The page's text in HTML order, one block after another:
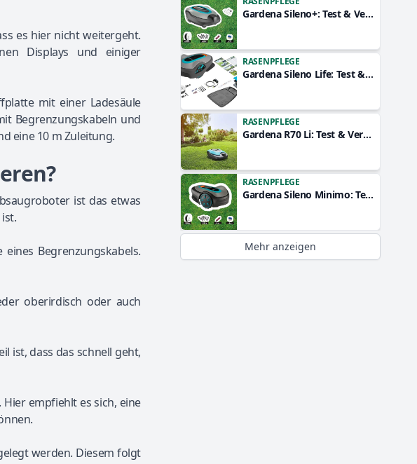
es hier nicht weitergeht.
Displays und einiger
mit einer Ladesäule
Begrenzungskabeln und
eine 10 m Zuleitung.
ist das etwas
Begrenzungskabels.
oberirdisch oder auch
ist, dass das schnell geht,
empfiehlt es sich, eine
werden. Diesem folgt
Gardena Sileno+: Test & Vergleich
RASENPFLEGE
Gardena Sileno Life: Test & Vergleich
RASENPFLEGE
Gardena R70 Li: Test & Vergleich
RASENPFLEGE
Gardena Sileno Minimo: Test & Vergleich
Mehr anzeigen